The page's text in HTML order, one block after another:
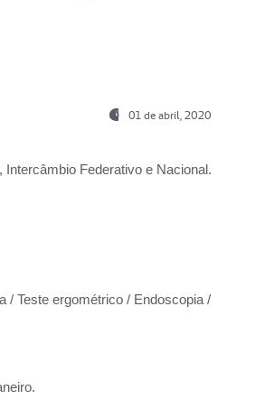
01 de abril, 2020
Intercâmbio Federativo e Nacional.
/ Teste ergométrico / Endoscopia /